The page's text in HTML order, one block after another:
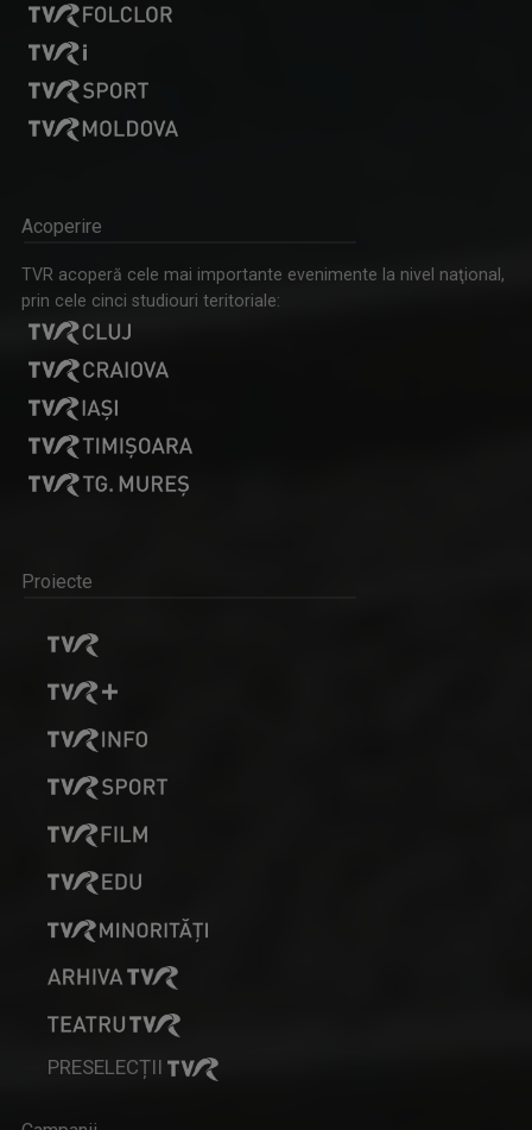
Acoperire
TVR acoperă cele mai importante evenimente la nivel naţional,
prin cele cinci studiouri teritoriale:
Proiecte
PRESELECȚII